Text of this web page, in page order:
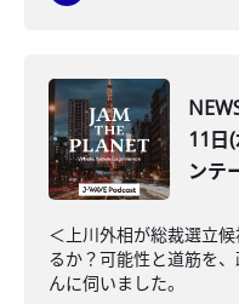
11日
ンテ
＜上川外相が総裁選立
るか？可能性と道筋を
んに伺いました。